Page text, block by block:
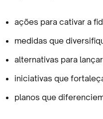
ações para cativar a
medidas que
alternativas para
iniciativas que
planos que